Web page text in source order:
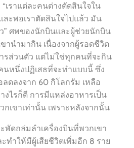
เราแต่ละคนต่างตัดสินใจใน
ละพอเราตัดสินใจไปแล้ว มัน
” ศพของนักบินและผู้ช่วยนักบิน
านำมากิน เนื่องจากผู้รอดชีวิต
รส่วนตัว แต่ไม่ใช่ทุกคนที่จะกิน
นหนึ่งปฏิเสธที่จะทำแบบนี้ ซึ่ง
ดลงจาก 60 กิโลกรัม เหลือ
งไรก็ดี การมีแหล่งอาหารเป็น
เขาเท่านั้น เพราะหลังจากนั้น
พัดถล่มลำเครื่องบินที่พวกเขา
ทำให้มีผู้เสียชีวิตเพิ่มอีก 8 ราย